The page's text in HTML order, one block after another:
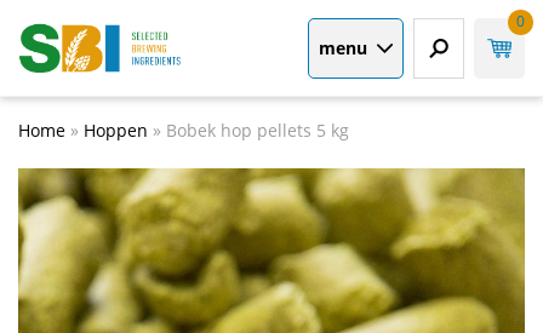
menu
0
Home » Hoppen » Bobek hop pellets 5 kg